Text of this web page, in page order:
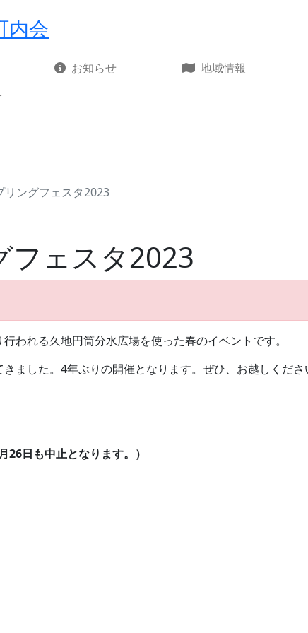
内会
お知らせ 地域情報
リングフェスタ2023
フェスタ2023
われる久地円筒分水広場を使った春のイベントです。
ました。4年ぶりの開催となります。ぜひ、お越しくださ
日も中止となります。）